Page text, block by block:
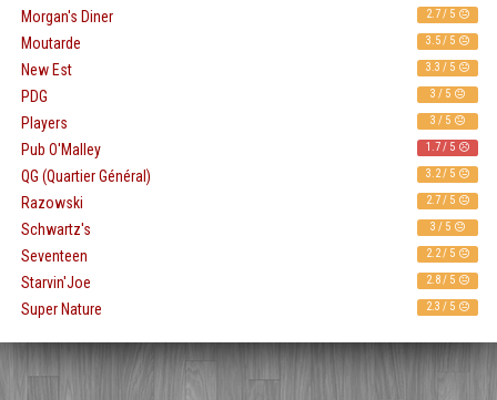
2.7 / 5
Morgan's Diner
3.5 / 5
Moutarde
3.3 / 5
New Est
3 / 5
PDG
3 / 5
Players
1.7 / 5
Pub O'Malley
3.2 / 5
QG (Quartier Général)
2.7 / 5
Razowski
3 / 5
Schwartz's
2.2 / 5
Seventeen
2.8 / 5
Starvin'Joe
2.3 / 5
Super Nature